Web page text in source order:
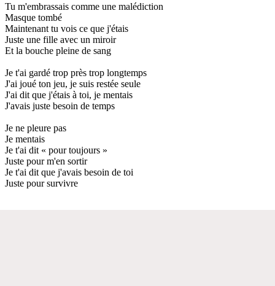
Tu m'embrassais comme une malédiction
Masque tombé
Maintenant tu vois ce que j'étais
Juste une fille avec un miroir
Et la bouche pleine de sang
Je t'ai gardé trop près trop longtemps
J'ai joué ton jeu, je suis restée seule
J'ai dit que j'étais à toi, je mentais
J'avais juste besoin de temps
Je ne pleure pas
Je mentais
Je t'ai dit « pour toujours »
Juste pour m'en sortir
Je t'ai dit que j'avais besoin de toi
Juste pour survivre